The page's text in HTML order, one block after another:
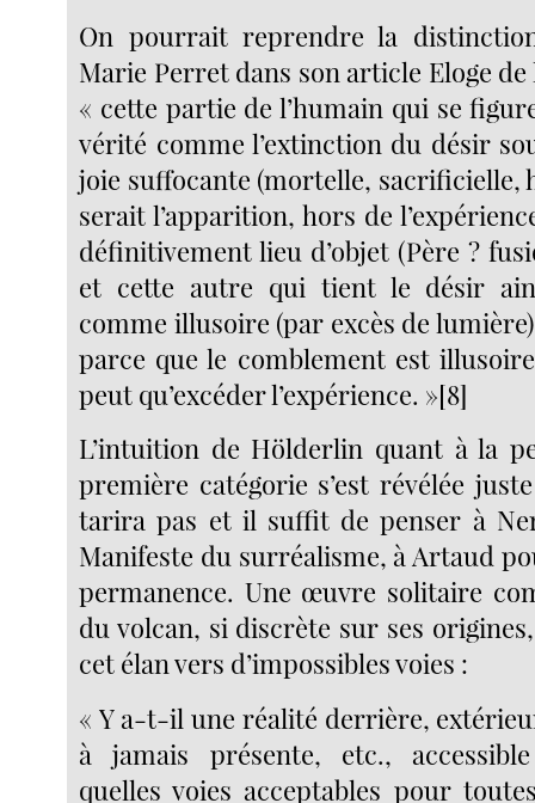
On pourrait reprendre la
Marie Perret dans son article Eloge
« cette partie de l’humain qui se
vérité comme l’extinction du désir
joie suffocante (mortelle, sacrificielle,
serait l’apparition, hors de
définitivement lieu d’objet (Père ?
et cette autre qui tient le désir
comme illusoire (par excès de
parce que le comblement est
peut qu’excéder l’expérience. »[8]
L’intuition de Hölderlin quant à la
première catégorie s’est révélée
tarira pas et il suffit de penser à
Manifeste du surréalisme, à Artaud
permanence. Une œuvre solitaire
du volcan, si discrète sur ses
cet élan vers d’impossibles voies :
« Y a-t-il une réalité derrière,
à jamais présente, etc.,
quelles voies acceptables pour